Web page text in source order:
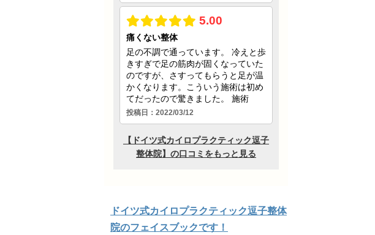
ドイツ式カイロプラクティック逗子整体
院のフェイスブックです！